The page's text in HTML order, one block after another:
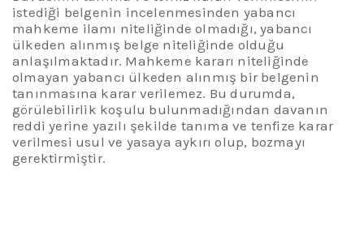
istediği belgenin incelenmesinden yabancı
mahkeme ilamı niteliğinde olmadığı, yabancı
ülkeden alınmış belge niteliğinde olduğu
anlaşılmaktadır. Mahkeme kararı niteliğinde
olmayan yabancı ülkeden alınmış bir belgenin
tanınmasına karar verilemez. Bu durumda,
görülebilirlik koşulu bulunmadığından davanın
reddi yerine yazılı şekilde tanıma ve tenfize karar
verilmesi usul ve yasaya aykırı olup, bozmayı
gerektirmiştir.